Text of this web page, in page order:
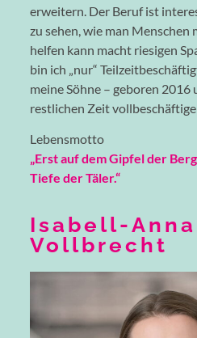
erweitern. Der Beruf ist
zu sehen, wie man
helfen kann macht riesigen
bin ich „nur“
meine Söhne – geboren 2016
restlichen Zeit
Lebensmotto
„Erst auf dem Gipfel der
Tiefe der Täler.“
Isabell-Anna
Vollbrecht